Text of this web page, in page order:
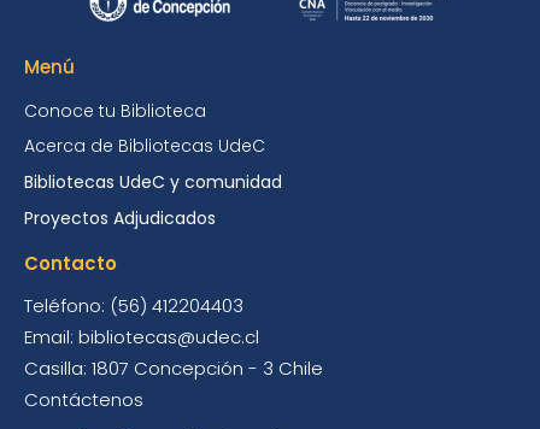
Menú
Conoce tu Biblioteca
Acerca de Bibliotecas UdeC
Bibliotecas UdeC y comunidad
Proyectos Adjudicados
Contacto
Teléfono: (56) 412204403
Email: bibliotecas@udec.cl
Casilla: 1807 Concepción - 3 Chile
Contáctenos